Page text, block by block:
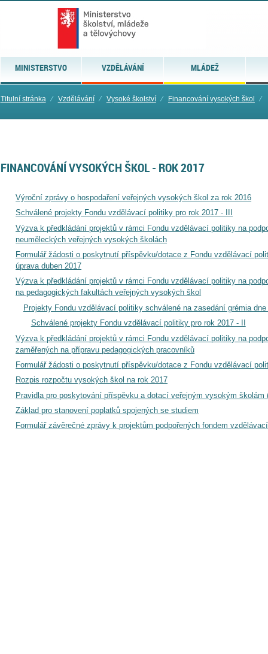
MINISTERSTVO VZDĚLÁVÁNÍ MLÁDEŽ
Titulní stránka ⁄ Vzdělávání ⁄ Vysoké školství ⁄ Financování vysokých škol ⁄
FINANCOVÁNÍ VYSOKÝCH ŠKOL - ROK 2017
Výroční zprávy o hospodaření veřejných vysokých škol za rok 2016
Schválené projekty Fondu vzdělávací politiky pro rok 2017 - III
Výzva k předkládání projektů v rámci Fondu vzdělávací politiky na
neuměleckých veřejných vysokých školách
Formulář žádosti o poskytnutí příspěvku/dotace z Fondu vzdělávací
úprava duben 2017
Výzva k předkládání projektů v rámci Fondu vzdělávací politiky na
na pedagogických fakultách veřejných vysokých škol
Projekty Fondu vzdělávací politiky schválené na zasedání grémia dne
Schválené projekty Fondu vzdělávací politiky pro rok 2017 - II
Výzva k předkládání projektů v rámci Fondu vzdělávací politiky na
zaměřených na přípravu pedagogických pracovníků
Formulář žádosti o poskytnutí příspěvku/dotace z Fondu vzdělávací
Rozpis rozpočtu vysokých škol na rok 2017
Pravidla pro poskytování příspěvku a dotací veřejným vysokým školám
Základ pro stanovení poplatků spojených se studiem
Formulář závěrečné zprávy k projektům podpořených fondem